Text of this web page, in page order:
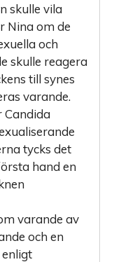
skulle vila
Nina om de
och
skulle reagera
till synes
varande.
Candida
tycks det
hand en
varande av
och en